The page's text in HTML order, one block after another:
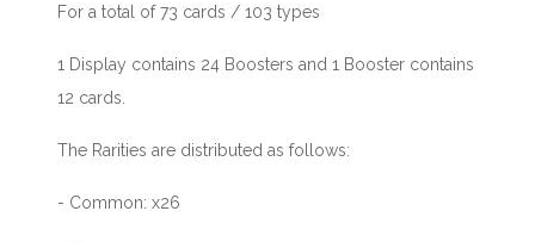
For a total of 73 cards / 103 types
1 Display contains 24 Boosters and 1 Booster contains
12 cards.
The Rarities are distributed as follows:
- Common: x26